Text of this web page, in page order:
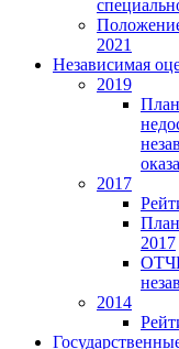
2021
Независимая
2019
2017
2017
2014